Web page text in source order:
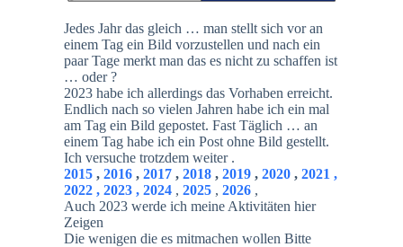
Jedes Jahr das gleich … man stellt sich vor an
einem Tag ein Bild vorzustellen und nach ein
paar Tage merkt man das es nicht zu schaffen ist
… oder ?
2023 habe ich allerdings das Vorhaben erreicht.
Endlich nach so vielen Jahren habe ich ein mal
am Tag ein Bild gepostet. Fast Täglich … an
einem Tag habe ich ein Post ohne Bild gestellt.
Ich versuche trotzdem weiter .
2015 ,2016 ,2017 ,2018 ,2019 ,2020 ,2021 ,
2022 ,2023 ,2024 ,2025 ,2026 ,
Auch 2023 werde ich meine Aktivitäten hier
Zeigen
Die wenigen die es mitmachen wollen Bitte